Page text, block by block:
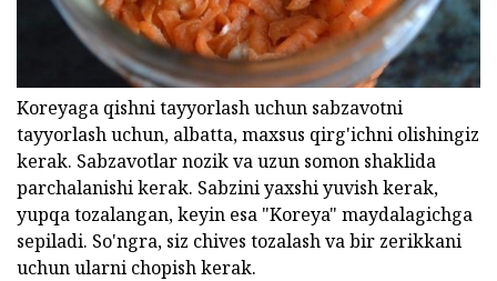
Koreyaga qishni tayyorlash uchun sabzavotni
tayyorlash uchun, albatta, maxsus qirg'ichni olishingiz
kerak. Sabzavotlar nozik va uzun somon shaklida
parchalanishi kerak. Sabzini yaxshi yuvish kerak,
yupqa tozalangan, keyin esa "Koreya" maydalagichga
sepiladi. So'ngra, siz chives tozalash va bir zerikkani
uchun ularni chopish kerak.